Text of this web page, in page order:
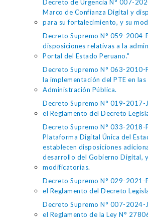
Decreto de Urgencia N° 007-
Marco de Confianza Digital y
para su fortalecimiento, y su
Decreto Supremo N° 059-2004-
disposiciones relativas a la
Portal del Estado Peruano."
Decreto Supremo N° 063-2010-
la implementación del PTE en
Administración Pública.
Decreto Supremo N° 019-2017-
el Reglamento del Decreto
Decreto Supremo N° 033-2018-
Plataforma Digital Única del
establecen disposiciones
desarrollo del Gobierno Digital,
modificatorias.
Decreto Supremo N° 029-2021-
el Reglamento del Decreto
Decreto Supremo N° 007-2024-
el Reglamento de la Ley N°